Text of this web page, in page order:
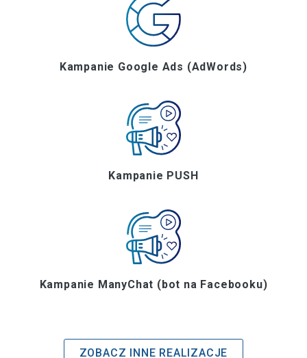
Kampanie Google Ads (AdWords)
Kampanie PUSH
Kampanie ManyChat (bot na Facebooku)
ZOBACZ INNE REALIZACJE